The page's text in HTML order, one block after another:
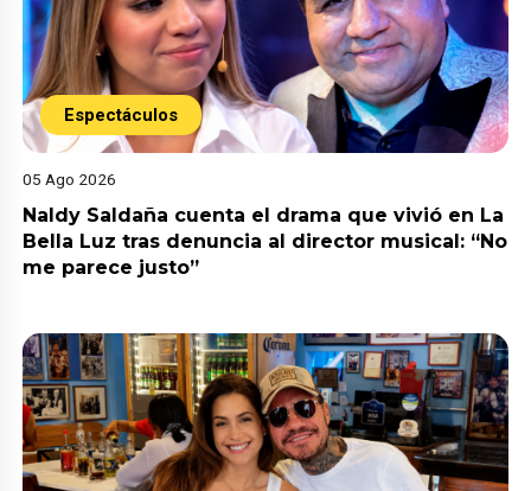
Espectáculos
05 Ago 2026
Naldy Saldaña cuenta el drama que vivió en La
Bella Luz tras denuncia al director musical: “No
me parece justo”